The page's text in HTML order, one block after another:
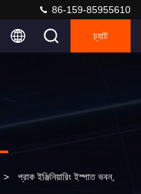
86-159-85955610
চ্যাট
> প্রাক ইঞ্জিনিয়ারিং ইস্পাত ভবন,